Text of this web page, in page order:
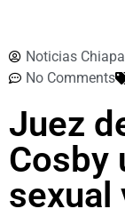
Noticias
No Comments
Juez
Cosby
sexual